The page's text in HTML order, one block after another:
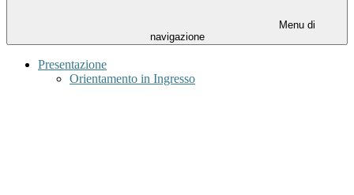
Menu di
navigazione
Presentazione
Orientamento in Ingresso